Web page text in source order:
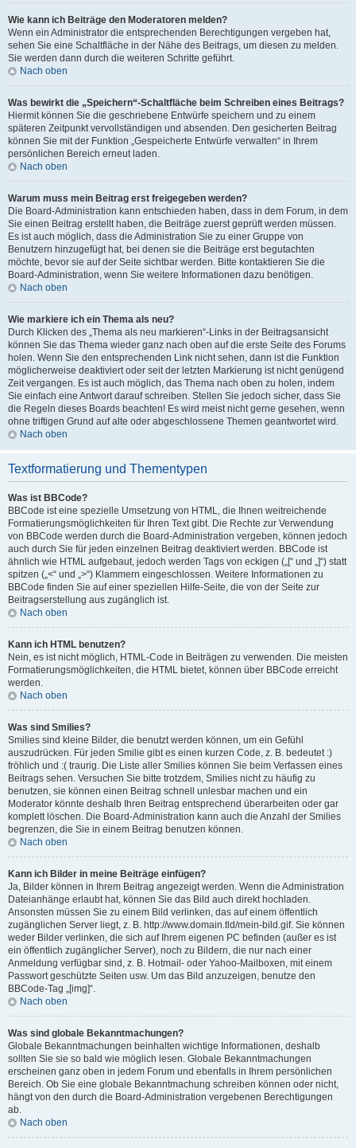
Wie kann ich Beiträge den Moderatoren melden?
Wenn ein Administrator die entsprechenden Berechtigungen vergeben hat,
sehen Sie eine Schaltfläche in der Nähe des Beitrags, um diesen zu melden.
Sie werden dann durch die weiteren Schritte geführt.
Nach oben
Was bewirkt die „Speichern“-Schaltfläche beim Schreiben eines Beitrags?
Hiermit können Sie die geschriebene Entwürfe speichern und zu einem
späteren Zeitpunkt vervollständigen und absenden. Den gesicherten Beitrag
können Sie mit der Funktion „Gespeicherte Entwürfe verwalten“ in Ihrem
persönlichen Bereich erneut laden.
Nach oben
Warum muss mein Beitrag erst freigegeben werden?
Die Board-Administration kann entschieden haben, dass in dem Forum, in dem
Sie einen Beitrag erstellt haben, die Beiträge zuerst geprüft werden müssen.
Es ist auch möglich, dass die Administration Sie zu einer Gruppe von
Benutzern hinzugefügt hat, bei denen sie die Beiträge erst begutachten
möchte, bevor sie auf der Seite sichtbar werden. Bitte kontaktieren Sie die
Board-Administration, wenn Sie weitere Informationen dazu benötigen.
Nach oben
Wie markiere ich ein Thema als neu?
Durch Klicken des „Thema als neu markieren“-Links in der Beitragsansicht
können Sie das Thema wieder ganz nach oben auf die erste Seite des Forums
holen. Wenn Sie den entsprechenden Link nicht sehen, dann ist die Funktion
möglicherweise deaktiviert oder seit der letzten Markierung ist nicht genügend
Zeit vergangen. Es ist auch möglich, das Thema nach oben zu holen, indem
Sie einfach eine Antwort darauf schreiben. Stellen Sie jedoch sicher, dass Sie
die Regeln dieses Boards beachten! Es wird meist nicht gerne gesehen, wenn
ohne triftigen Grund auf alte oder abgeschlossene Themen geantwortet wird.
Nach oben
Textformatierung und Thementypen
Was ist BBCode?
BBCode ist eine spezielle Umsetzung von HTML, die Ihnen weitreichende
Formatierungsmöglichkeiten für Ihren Text gibt. Die Rechte zur Verwendung
von BBCode werden durch die Board-Administration vergeben, können jedoch
auch durch Sie für jeden einzelnen Beitrag deaktiviert werden. BBCode ist
ähnlich wie HTML aufgebaut, jedoch werden Tags von eckigen („[“ und „]“) statt
spitzen („<“ und „>“) Klammern eingeschlossen. Weitere Informationen zu
BBCode finden Sie auf einer speziellen Hilfe-Seite, die von der Seite zur
Beitragserstellung aus zugänglich ist.
Nach oben
Kann ich HTML benutzen?
Nein, es ist nicht möglich, HTML-Code in Beiträgen zu verwenden. Die meisten
Formatierungsmöglichkeiten, die HTML bietet, können über BBCode erreicht
werden.
Nach oben
Was sind Smilies?
Smilies sind kleine Bilder, die benutzt werden können, um ein Gefühl
auszudrücken. Für jeden Smilie gibt es einen kurzen Code, z. B. bedeutet :)
fröhlich und :( traurig. Die Liste aller Smilies können Sie beim Verfassen eines
Beitrags sehen. Versuchen Sie bitte trotzdem, Smilies nicht zu häufig zu
benutzen, sie können einen Beitrag schnell unlesbar machen und ein
Moderator könnte deshalb Ihren Beitrag entsprechend überarbeiten oder gar
komplett löschen. Die Board-Administration kann auch die Anzahl der Smilies
begrenzen, die Sie in einem Beitrag benutzen können.
Nach oben
Kann ich Bilder in meine Beiträge einfügen?
Ja, Bilder können in Ihrem Beitrag angezeigt werden. Wenn die Administration
Dateianhänge erlaubt hat, können Sie das Bild auch direkt hochladen.
Ansonsten müssen Sie zu einem Bild verlinken, das auf einem öffentlich
zugänglichen Server liegt, z. B. http://www.domain.tld/mein-bild.gif. Sie können
weder Bilder verlinken, die sich auf Ihrem eigenen PC befinden (außer es ist
ein öffentlich zugänglicher Server), noch zu Bildern, die nur nach einer
Anmeldung verfügbar sind, z. B. Hotmail- oder Yahoo-Mailboxen, mit einem
Passwort geschützte Seiten usw. Um das Bild anzuzeigen, benutze den
BBCode-Tag „[img]“.
Nach oben
Was sind globale Bekanntmachungen?
Globale Bekanntmachungen beinhalten wichtige Informationen, deshalb
sollten Sie sie so bald wie möglich lesen. Globale Bekanntmachungen
erscheinen ganz oben in jedem Forum und ebenfalls in Ihrem persönlichen
Bereich. Ob Sie eine globale Bekanntmachung schreiben können oder nicht,
hängt von den durch die Board-Administration vergebenen Berechtigungen
ab.
Nach oben